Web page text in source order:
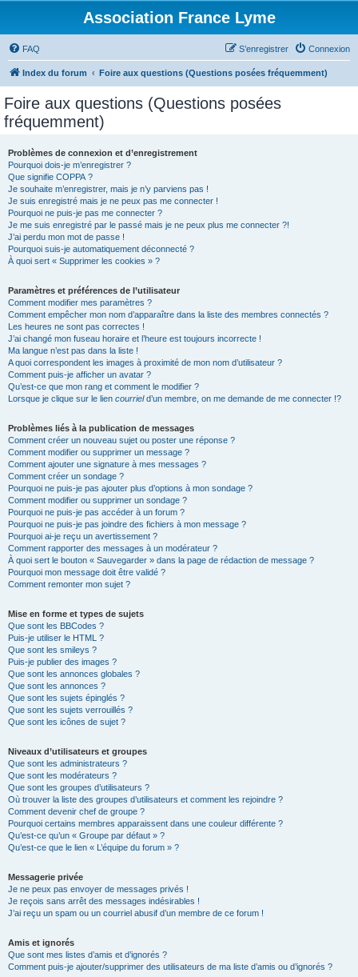
Association France Lyme
FAQ Connexion
S’enregistrer
Index du forum Foire aux questions (Questions posées fréquemment)
Foire aux questions (Questions posées
fréquemment)
Problèmes de connexion et d’enregistrement
Pourquoi dois-je m’enregistrer ?
Que signifie COPPA ?
Je souhaite m’enregistrer, mais je n’y parviens pas !
Je suis enregistré mais je ne peux pas me connecter !
Pourquoi ne puis-je pas me connecter ?
Je me suis enregistré par le passé mais je ne peux plus me connecter ?!
J’ai perdu mon mot de passe !
Pourquoi suis-je automatiquement déconnecté ?
À quoi sert « Supprimer les cookies » ?
Paramètres et préférences de l’utilisateur
Comment modifier mes paramètres ?
Comment empêcher mon nom d’apparaître dans la liste des membres connectés ?
Les heures ne sont pas correctes !
J’ai changé mon fuseau horaire et l’heure est toujours incorrecte !
Ma langue n’est pas dans la liste !
A quoi correspondent les images à proximité de mon nom d’utilisateur ?
Comment puis-je afficher un avatar ?
Qu’est-ce que mon rang et comment le modifier ?
Lorsque je clique sur le lien courrield’un membre, on me demande de me connecter !?
Problèmes liés à la publication de messages
Comment créer un nouveau sujet ou poster une réponse ?
Comment modifier ou supprimer un message ?
Comment ajouter une signature à mes messages ?
Comment créer un sondage ?
Pourquoi ne puis-je pas ajouter plus d’options à mon sondage ?
Comment modifier ou supprimer un sondage ?
Pourquoi ne puis-je pas accéder à un forum ?
Pourquoi ne puis-je pas joindre des fichiers à mon message ?
Pourquoi ai-je reçu un avertissement ?
Comment rapporter des messages à un modérateur ?
À quoi sert le bouton « Sauvegarder » dans la page de rédaction de message ?
Pourquoi mon message doit être validé ?
Comment remonter mon sujet ?
Mise en forme et types de sujets
Que sont les BBCodes ?
Puis-je utiliser le HTML ?
Que sont les smileys ?
Puis-je publier des images ?
Que sont les annonces globales ?
Que sont les annonces ?
Que sont les sujets épinglés ?
Que sont les sujets verrouillés ?
Que sont les icônes de sujet ?
Niveaux d’utilisateurs et groupes
Que sont les administrateurs ?
Que sont les modérateurs ?
Que sont les groupes d’utilisateurs ?
Où trouver la liste des groupes d’utilisateurs et comment les rejoindre ?
Comment devenir chef de groupe ?
Pourquoi certains membres apparaissent dans une couleur différente ?
Qu’est-ce qu’un « Groupe par défaut » ?
Qu’est-ce que le lien « L’équipe du forum » ?
Messagerie privée
Je ne peux pas envoyer de messages privés !
Je reçois sans arrêt des messages indésirables !
J’ai reçu un spam ou un courriel abusif d’un membre de ce forum !
Amis et ignorés
Que sont mes listes d’amis et d’ignorés ?
Comment puis-je ajouter/supprimer des utilisateurs de ma liste d’amis ou d’ignorés ?